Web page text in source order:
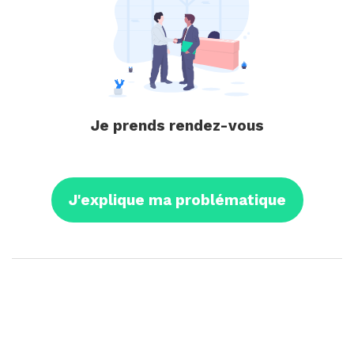
Je prends rendez-vous
J'explique ma problématique